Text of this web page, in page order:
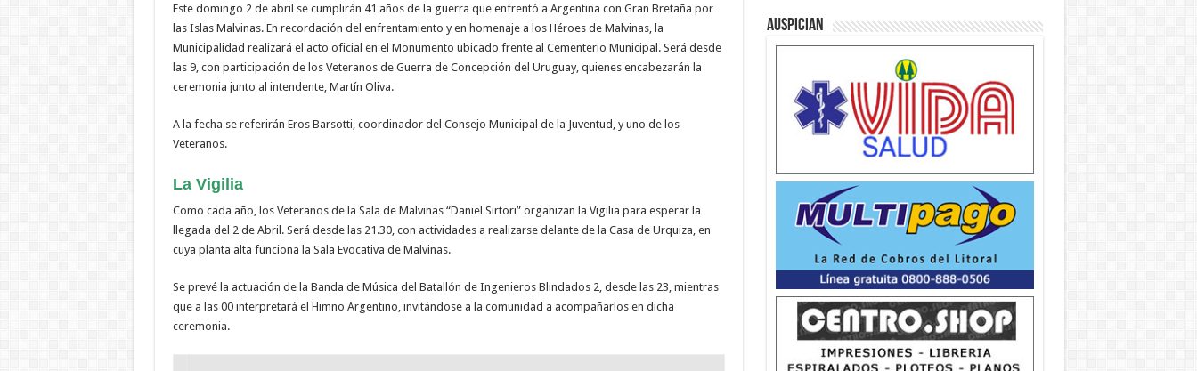
Este domingo 2 de abril se cumplirán 41 años de la guerra que enfrentó a Argentina con Gran Bretaña por
las Islas Malvinas. En recordación del enfrentamiento y en homenaje a los Héroes de Malvinas, la
Municipalidad realizará el acto oficial en el Monumento ubicado frente al Cementerio Municipal. Será desde
las 9, con participación de los Veteranos de Guerra de Concepción del Uruguay, quienes encabezarán la
ceremonia junto al intendente, Martín Oliva.
A la fecha se referirán Eros Barsotti, coordinador del Consejo Municipal de la Juventud, y uno de los
Veteranos.
La Vigilia
Como cada año, los Veteranos de la Sala de Malvinas “Daniel Sirtori” organizan la Vigilia para esperar la
llegada del 2 de Abril. Será desde las 21.30, con actividades a realizarse delante de la Casa de Urquiza, en
cuya planta alta funciona la Sala Evocativa de Malvinas.
Se prevé la actuación de la Banda de Música del Batallón de Ingenieros Blindados 2, desde las 23, mientras
que a las 00 interpretará el Himno Argentino, invitándose a la comunidad a acompañarlos en dicha
ceremonia.
Auspician